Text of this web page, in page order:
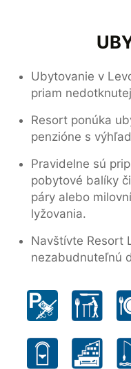
Ubytovanie v
priam
Resort ponúka
penzióne s
Pravidelne sú
pobytové balíky
páry alebo
lyžovania.
Navštívte Resort
nezabudnuteľnú